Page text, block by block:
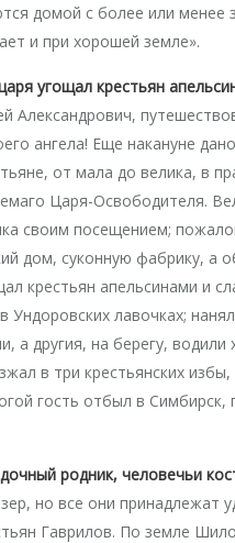
домой с более или менее
и при хорошей земле».
угощал крестьян
Александрович,
ангела! Еще накануне
от мала до велика, в
Царя-Освободителя.
своим посещением;
дом, суконную фабрику, а
крестьян апельсинами и
лавочках;
а другия, на берегу,
в три крестьянских
гость отбыл в Симбирск,
родник, человечьи
но все они принадлежат
Гаврилов. По земле